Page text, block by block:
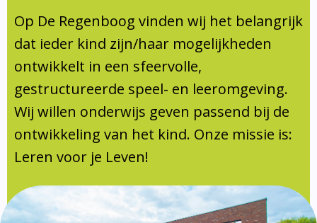
KomKids
Schoolvakanties
Ouderraad
Medezeggenschapsraad
Documentatie
Formulieren
SIKO
Contact
Samenwerkingen
Op De Regenboog vinden wij het belangrijk
dat ieder kind zijn/haar mogelijkheden
ontwikkelt in een sfeervolle,
gestructureerde speel- en leeromgeving.
Wij willen onderwijs geven passend bij de
ontwikkeling van het kind. Onze missie is:
Leren voor je Leven!